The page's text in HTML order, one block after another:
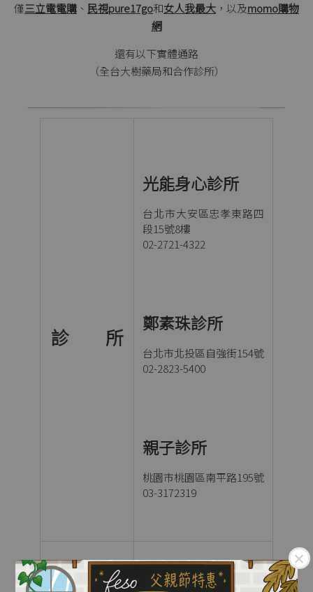
僅三立電電購 、 民視pure17go和女人我最大 ，以及momo購物
網
還有以下實體通路
（全台大樹藥局和合作診所）
診 所
光能身心診所
台北市大安區忠孝東路四
段15號8樓
02-2721-4322
鄭素珠診所
台北市北投區自強街154號
02-2823-5400
親子診所
桃園市桃園區南平路195號
03-3172319